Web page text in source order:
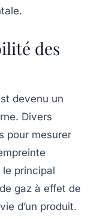
.
des
devenu un
Divers
pour mesurer
principal
gaz à effet de
d’un produit.